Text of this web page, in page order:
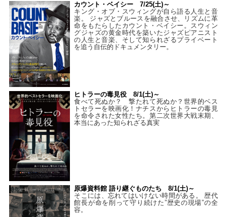
カウント・ベイシー 7/25(土)～
キング・オブ・スウィングが自ら語る人生と音
楽。 ジャズとブルースを融合させ、リズムに革
命をもたらしたカウント・ベイシー。スウィン
グジャズの黄金時代を築いたジャズピアニスト
の人生と音楽、そして知られざるプライベート
を追う自伝的ドキュメンタリー。
ヒトラーの毒見役 8/1(土)～
食べて死ぬか？ 撃たれて死ぬか？世界的ベス
トセラーを映画化！ナチスからヒトラーの毒見
を命令された女性たち。第二次世界大戦末期、
本当にあった知られざる真実
原爆資料館 語り継ぐものたち 8/1(土)～
そこには、忘れてはいけない時間がある。 歴代
館長が命を削って守り続けた”歴史の現場”の全
容。